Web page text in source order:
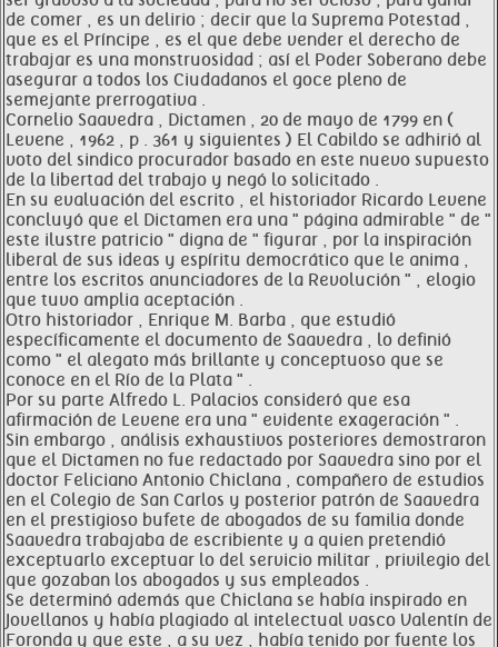
de comer , es un delirio ; decir que la Suprema Potestad ,
que es el Príncipe , es el que debe vender el derecho de
trabajar es una monstruosidad ; así el Poder Soberano debe
asegurar a todos los Ciudadanos el goce pleno de
semejante prerrogativa .
Cornelio Saavedra , Dictamen , 20 de mayo de 1799 en (
Levene , 1962 , p . 361 y siguientes ) El Cabildo se adhirió al
voto del sindico procurador basado en este nuevo supuesto
de la libertad del trabajo y negó lo solicitado .
En su evaluación del escrito , el historiador Ricardo Levene
concluyó que el Dictamen era una " página admirable " de "
este ilustre patricio " digna de " figurar , por la inspiración
liberal de sus ideas y espíritu democrático que le anima ,
entre los escritos anunciadores de la Revolución " , elogio
que tuvo amplia aceptación .
Otro historiador , Enrique M. Barba , que estudió
específicamente el documento de Saavedra , lo definió
como " el alegato más brillante y conceptuoso que se
conoce en el Río de la Plata " .
Por su parte Alfredo L. Palacios consideró que esa
afirmación de Levene era una " evidente exageración " .
Sin embargo , análisis exhaustivos posteriores demostraron
que el Dictamen no fue redactado por Saavedra sino por el
doctor Feliciano Antonio Chiclana , compañero de estudios
en el Colegio de San Carlos y posterior patrón de Saavedra
en el prestigioso bufete de abogados de su familia donde
Saavedra trabajaba de escribiente y a quien pretendió
exceptuarlo exceptuar lo del servicio militar , privilegio del
que gozaban los abogados y sus empleados .
Se determinó además que Chiclana se había inspirado en
Jovellanos y había plagiado al intelectual vasco Valentín de
Foronda y que este , a su vez , había tenido por fuente los